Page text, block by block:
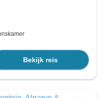
Bekijk reis